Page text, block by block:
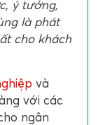
ý tưởng,
là phát
cho khách
và
với các
ngân